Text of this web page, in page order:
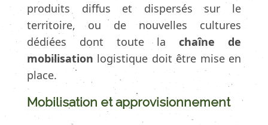
produits diffus et dispersés sur le
territoire, ou de nouvelles cultures
dédiées dont toute lachaîne de
mobilisation logistique doit être mise en
place.
Mobilisation et approvisionnement